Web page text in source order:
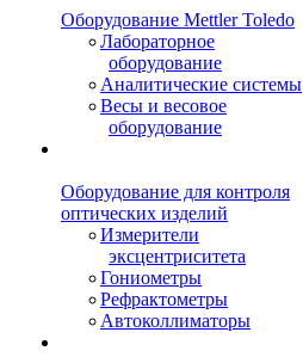
Оборудование Mettler Toledo
Лабораторное
оборудование
Аналитические системы
Весы и весовое
оборудование
Оборудование для контроля
оптических изделий
Измерители
эксцентриситета
Гониометры
Рефрактометры
Автоколлиматоры